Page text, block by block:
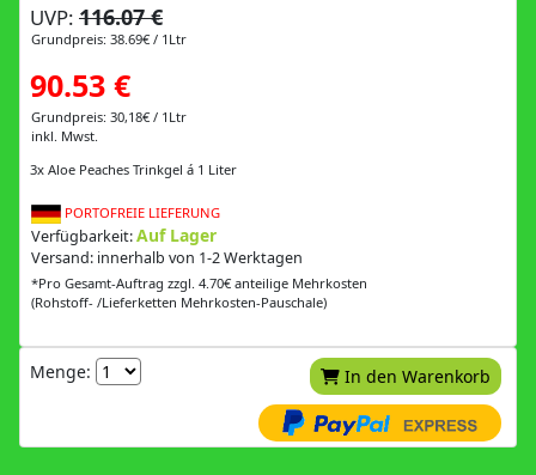
UVP: 116.07 €
Grundpreis: 38.69€ / 1Ltr
90.53 €
Grundpreis: 30,18€ / 1Ltr
inkl. Mwst.
3x Aloe Peaches Trinkgel á 1 Liter
PORTOFREIE LIEFERUNG
Verfügbarkeit:Auf Lager
Versand: innerhalb von 1-2 Werktagen
*Pro Gesamt-Auftrag zzgl. 4.70€ anteilige Mehrkosten
(Rohstoff- /Lieferketten Mehrkosten-Pauschale)
Menge: In den Warenkorb